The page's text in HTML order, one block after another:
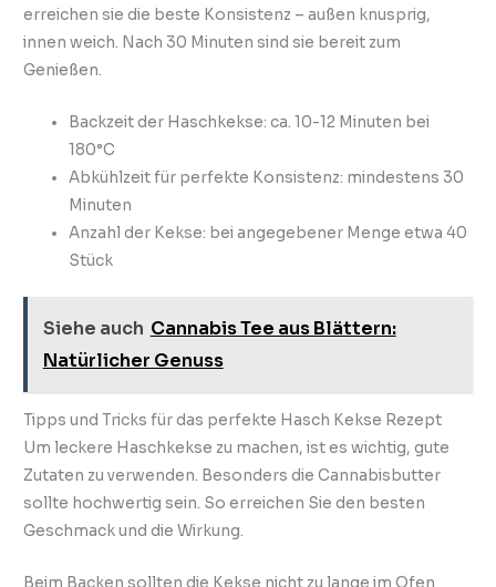
erreichen sie die beste Konsistenz – außen knusprig,
innen weich. Nach 30 Minuten sind sie bereit zum
Genießen.
Backzeit der Haschkekse: ca. 10-12 Minuten bei
180°C
Abkühlzeit für perfekte Konsistenz: mindestens 30
Minuten
Anzahl der Kekse: bei angegebener Menge etwa 40
Stück
Siehe auch Cannabis Tee aus Blättern:
Natürlicher Genuss
Tipps und Tricks für das perfekte Hasch Kekse Rezept
Um leckere Haschkekse zu machen, ist es wichtig, gute
Zutaten zu verwenden. Besonders die Cannabisbutter
sollte hochwertig sein. So erreichen Sie den besten
Geschmack und die Wirkung.